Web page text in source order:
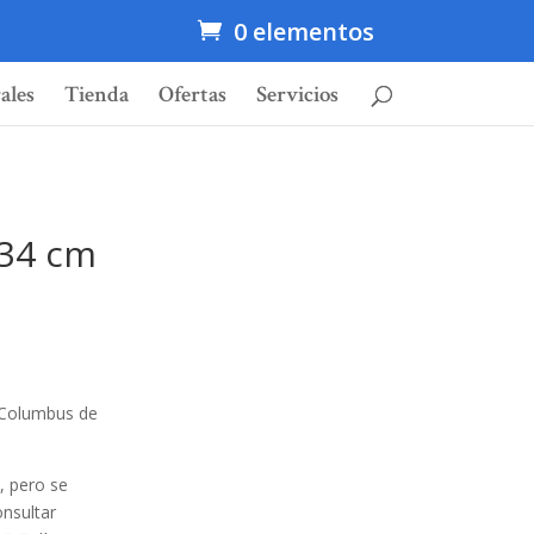
0 elementos
Tienda Ofertas Servicios
cm
de
pero se